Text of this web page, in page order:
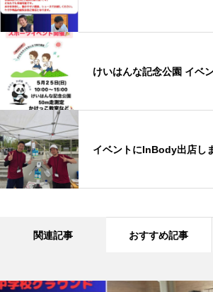
けいはんな記念公園 イベ
イベントにInBody出店し
関連記事 おすすめ記事